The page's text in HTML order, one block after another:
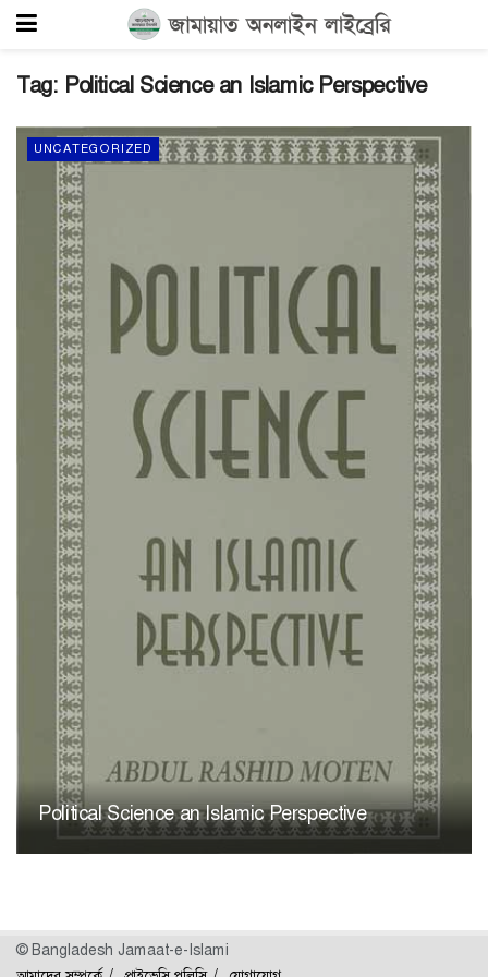
Tag: Political Science an Islamic Perspective
UNCATEGORIZED
Political Science an Islamic Perspective
© Bangladesh Jamaat-e-Islami